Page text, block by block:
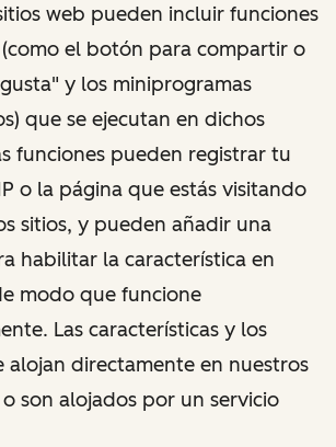
web pueden incluir funciones
el botón para compartir o
y los miniprogramas
que se ejecutan en dichos
funciones pueden registrar tu
o la página que estás visitando
sitios, y pueden añadir una
habilitar la característica en
modo que funcione
Las características y los
alojan directamente en nuestros
son alojados por un servicio